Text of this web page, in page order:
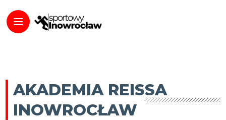
AKADEMIA REISSA
INOWROCŁAW